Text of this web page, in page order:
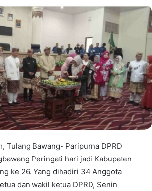
Tulang Bawang- Paripurna DPRD
Peringati hari jadi Kabupaten
ke 26. Yang dihadiri 34 Anggota
dan wakil ketua DPRD, Senin